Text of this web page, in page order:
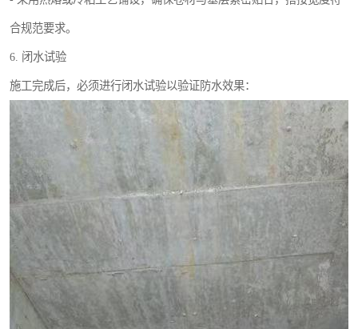
合规范要求。
6. 闭水试验
施工完成后，必须进行闭水试验以验证防水效果：